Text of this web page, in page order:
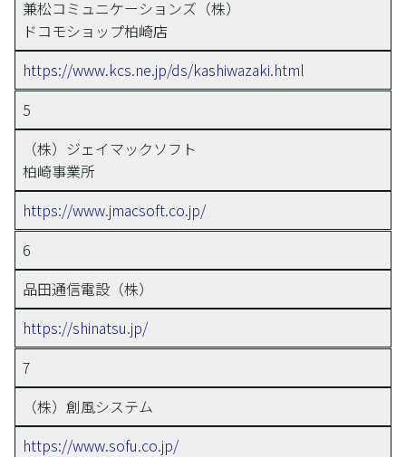
兼松コミュニケーションズ（株）
ドコモショップ柏崎店
https://www.kcs.ne.jp/ds/kashiwazaki.html
5
（株）ジェイマックソフト
柏崎事業所
https://www.jmacsoft.co.jp/
6
品田通信電設（株）
https://shinatsu.jp/
7
（株）創風システム
https://www.sofu.co.jp/